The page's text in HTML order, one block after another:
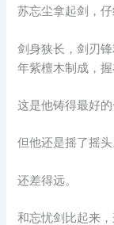
苏忘尘拿起剑，仔
剑身狭长，剑刃
年紫檀木制成，握
这是他铸得最好的
但他还是摇了摇头
还差得远。
和忘忧剑比起来，